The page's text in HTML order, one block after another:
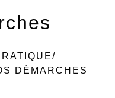
DÉMARCHES